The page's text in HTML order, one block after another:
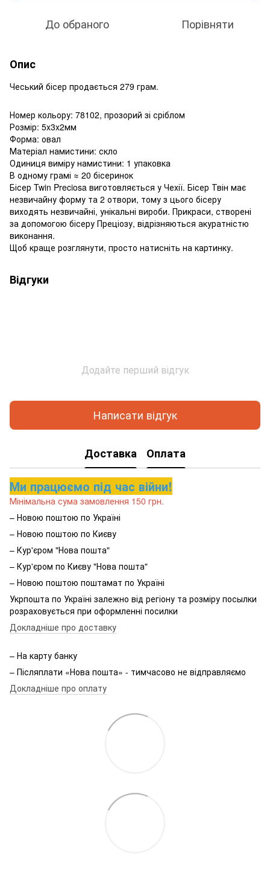
До обраного Порівняти
Опис
Чеський бісер продається 279 грам.
Номер кольору: 78102, прозорий зі сріблом
Розмір: 5x3x2мм
Форма: овал
Матеріал намистини: скло
Одиниця виміру намистини: 1 упаковка
В одному грамі ≈ 20 бісеринок
Бісер Twin Preciosa виготовляється у Чехії. Бісер Твін має
незвичайну форму та 2 отвори, тому з цього бісеру
виходять незвичайні, унікальні вироби. Прикраси, створені
за допомогою бісеру Преціозу, відрізняються акуратністю
виконання.
Щоб краще розглянути, просто натисніть на картинку.
Відгуки
Додайте перший відгук
Написати відгук
Доставка Оплата
Ми працюємо під час війни!
Мінімальна сума замовлення 150 грн.
– Новою поштою по Україні
– Новою поштою по Києву
– Кур'єром "Нова пошта"
– Кур'єром по Києву "Нова пошта"
– Новою поштою поштамат по Україні
Укрпошта по Україні залежно від регіону та розміру посылки
розраховується при оформленні посилки
Докладніше про доставку
– На карту банку
– Післяплати «Нова пошта» - тимчасово не відправляємо
Докладніше про оплату